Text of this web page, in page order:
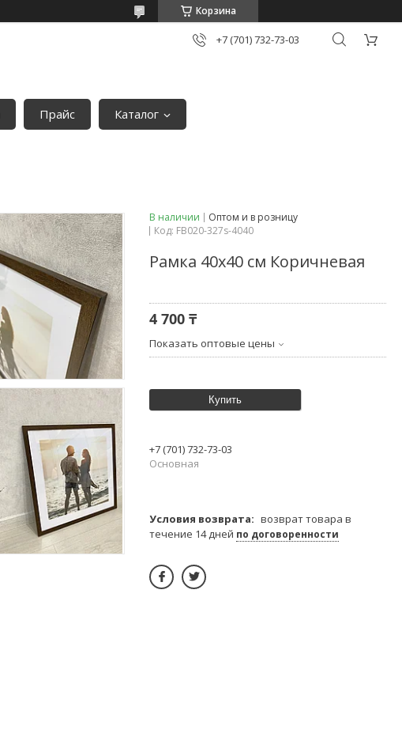
Корзина
+7 (701) 732-73-03
Прайс Каталог
В наличии
Оптом и в розницу
Код: FB020-327s-4040
Рамка 40х40 см Коричневая
4 700 ₸
Показать оптовые цены
Купить
+7 (701) 732-73-03
Основная
возврат товара в
течение 14 дней по договоренности